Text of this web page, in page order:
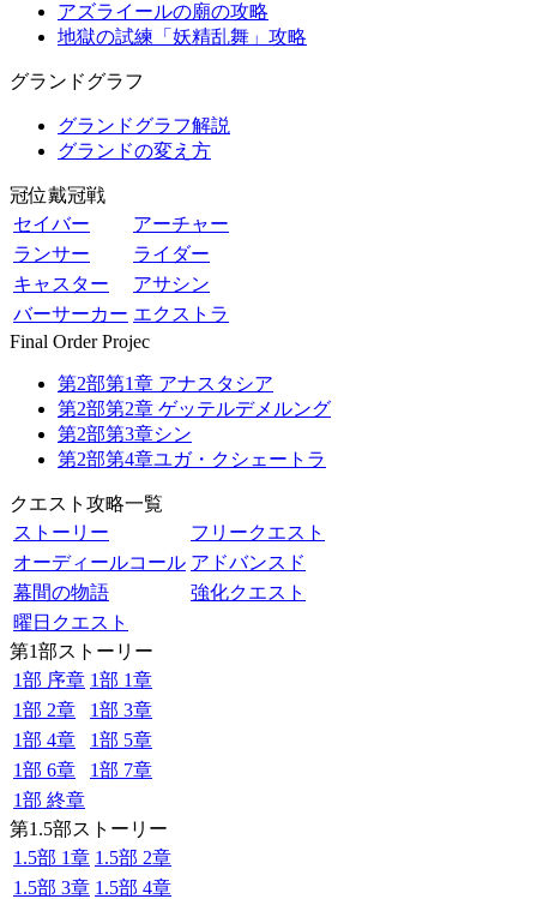
アズライールの廟の攻略
地獄の試練「妖精乱舞」攻略
グランドグラフ
グランドグラフ解説
グランドの変え方
冠位戴冠戦
セイバー
アーチャー
ランサー
ライダー
キャスター
アサシン
バーサーカー エクストラ
Final Order Projec
第2部第1章 アナスタシア
第2部第2章 ゲッテルデメルング
第2部第3章シン
第2部第4章ユガ・クシェートラ
クエスト攻略一覧
ストーリー
フリークエスト
オーディールコール アドバンスド
幕間の物語
強化クエスト
曜日クエスト
第1部ストーリー
1部 序章 1部 1章
1部 2章
1部 3章
1部 4章
1部 5章
1部 6章
1部 7章
1部 終章
第1.5部ストーリー
1.5部 1章 1.5部 2章
1.5部 3章 1.5部 4章